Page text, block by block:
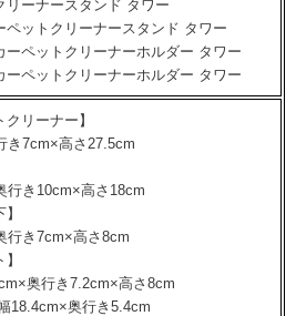
リーナースタンド タワー
ペットクリーナースタンド タワー
ーペットクリーナーホルダー タワー
ーペットクリーナーホルダー タワー
クリーナー】
き7cm×高さ27.5cm
行き10cm×高さ18cm
行き7cm×高さ8cm
奥行き7.2cm×高さ8cm
18.4cm×奥行き5.4cm